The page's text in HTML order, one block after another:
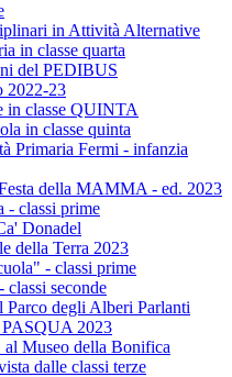
in Attività Alternative
in classe quarta
del PEDIBUS
2022-23
in classe QUINTA
in classe quinta
Primaria Fermi - infanzia
della MAMMA - ed. 2023
- classi prime
Donadel
della Terra 2023
- classi prime
classi seconde
Parco degli Alberi Parlanti
2023
Museo della Bonifica
dalle classi terze